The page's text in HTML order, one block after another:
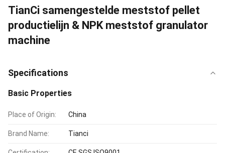
TianCi samengestelde meststof pellet
productielijn & NPK meststof granulator
machine
Specifications
Basic Properties
Place of Origin: China
Brand Name: Tianci